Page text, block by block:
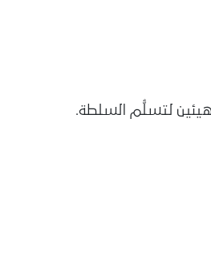
لتسلُّم السلطة.